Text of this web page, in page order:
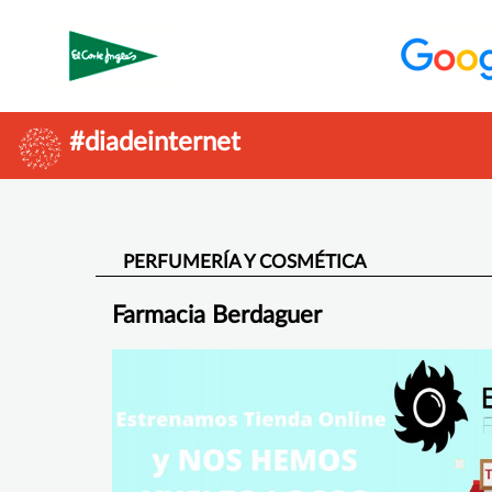
#diadeinternet
PERFUMERÍA Y COSMÉTICA
Farmacia Berdaguer